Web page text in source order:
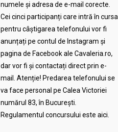
numele și adresa de e-mail corecte.
Cei cinci participanți care intră în cursa
pentru câștigarea telefonului vor fi
anunțați pe contul de Instagram și
pagina de Facebook ale Cavaleria.ro,
dar vor fi și contactați direct prin e-
mail. Atenție! Predarea telefonului se
va face personal pe Calea Victoriei
numărul 83, în București.
Regulamentul concursului este aici.